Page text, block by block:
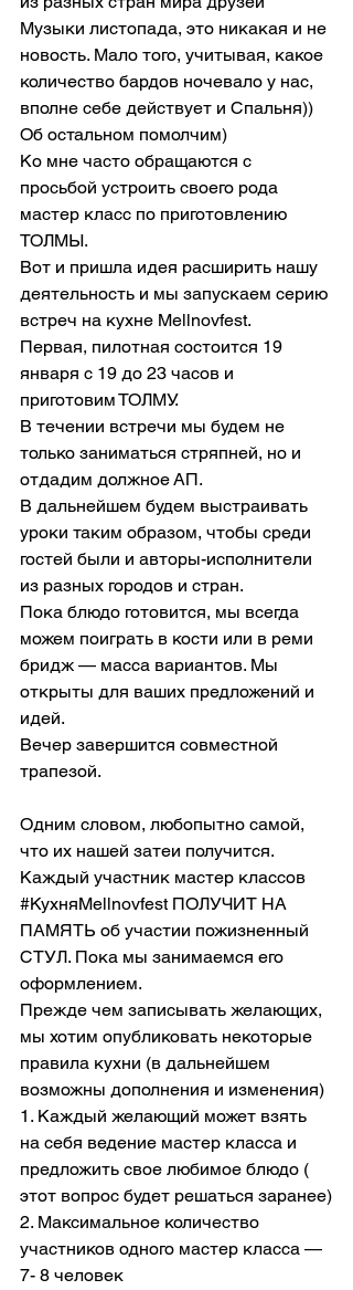
Музыки листопада, это никакая и не
новость. Мало того, учитывая, какое
количество бардов ночевало у нас,
вполне себе действует и Спальня))
Об остальном помолчим)
Ко мне часто обращаются с
просьбой устроить своего рода
мастер класс по приготовлению
ТОЛМЫ.
Вот и пришла идея расширить нашу
деятельность и мы запускаем серию
встреч на кухне Mellnovfest.
Первая, пилотная состоится 19
января с 19 до 23 часов и
приготовим ТОЛМУ.
В течении встречи мы будем не
только заниматься стряпней, но и
отдадим должное АП.
В дальнейшем будем выстраивать
уроки таким образом, чтобы среди
гостей были и авторы-исполнители
из разных городов и стран.
Пока блюдо готовится, мы всегда
можем поиграть в кости или в реми
бридж — масса вариантов. Мы
открыты для ваших предложений и
идей.
Вечер завершится совместной
трапезой.
Одним словом, любопытно самой,
что их нашей затеи получится.
Каждый участник мастер классов
#КухняMellnovfest ПОЛУЧИТ НА
ПАМЯТЬ об участии пожизненный
СТУЛ. Пока мы занимаемся его
оформлением.
Прежде чем записывать желающих,
мы хотим опубликовать некоторые
правила кухни (в дальнейшем
возможны дополнения и изменения)
1. Каждый желающий может взять
на себя ведение мастер класса и
предложить свое любимое блюдо (
этот вопрос будет решаться заранее)
2. Максимальное количество
участников одного мастер класса —
7- 8 человек